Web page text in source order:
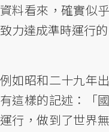
資料看來，確實似
致力達成準時運行的
例如昭和二十九年
有這樣的記述：「
運行，做到了世界